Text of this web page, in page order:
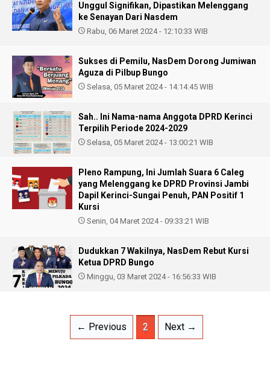
Unggul Signifikan, Dipastikan Melenggang
ke Senayan Dari Nasdem
Rabu, 06 Maret 2024 - 12:10:33 WIB
Sukses di Pemilu, NasDem Dorong Jumiwan
Aguza di Pilbup Bungo
Selasa, 05 Maret 2024 - 14:14:45 WIB
Sah.. Ini Nama-nama Anggota DPRD Kerinci
Terpilih Periode 2024-2029
Selasa, 05 Maret 2024 - 13:00:21 WIB
Pleno Rampung, Ini Jumlah Suara 6 Caleg
yang Melenggang ke DPRD Provinsi Jambi
Dapil Kerinci-Sungai Penuh, PAN Positif 1
Kursi
Senin, 04 Maret 2024 - 09:33:21 WIB
Dudukkan 7 Wakilnya, NasDem Rebut Kursi
Ketua DPRD Bungo
Minggu, 03 Maret 2024 - 16:56:33 WIB
← Previous 2 Next →